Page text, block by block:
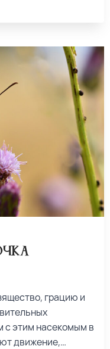
грацию и
этим насекомым в
движение,…